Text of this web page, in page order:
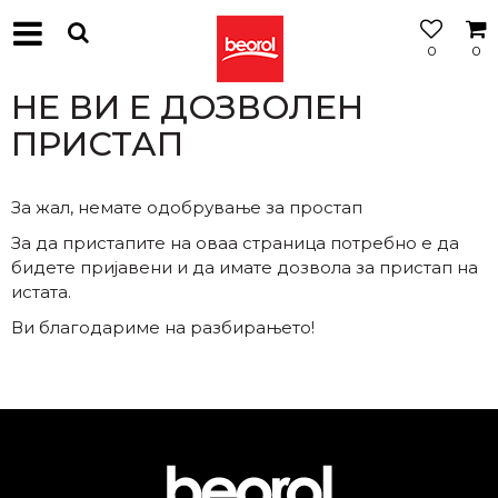
0
0
БЕСПЛАТНА
ИСПОРАКА
НЕ ВИ Е ДОЗВОЛЕН
ПРИСТАП
За жал, немате одобрување за простап
За да пристапите на оваа страница потребно е да
бидете пријавени и да имате дозвола за пристап на
истата.
Ви благодариме на разбирањето!